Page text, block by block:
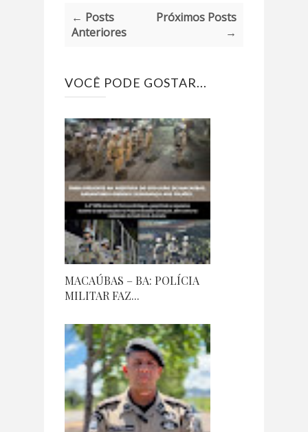
← Posts
Anteriores
Próximos Posts
→
VOCÊ PODE GOSTAR...
MACAÚBAS – BA: POLÍCIA
MILITAR FAZ...